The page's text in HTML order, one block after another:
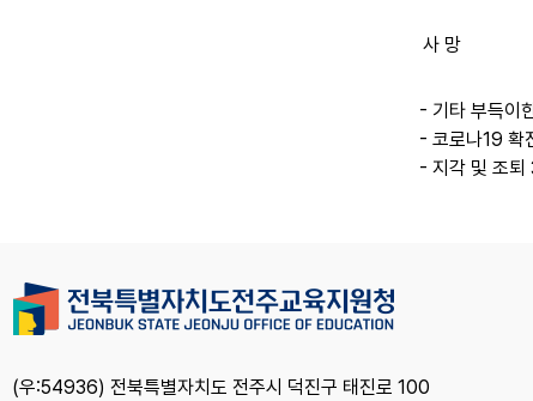
사 망
- 기타 부득이
- 코로나19 확
- 지각 및 조퇴
(우:54936) 전북특별자치도 전주시 덕진구 태진로 100